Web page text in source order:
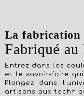
La fabrication
Fabriqué au
Entrez dans les
et le savoir-faire
Plongez dans
artisans aux